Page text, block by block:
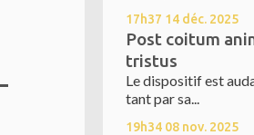
17h37 14 déc. 2025
Post coitum
tristus
Le dispositif est
tant par sa...
19h34 08 nov. 2025